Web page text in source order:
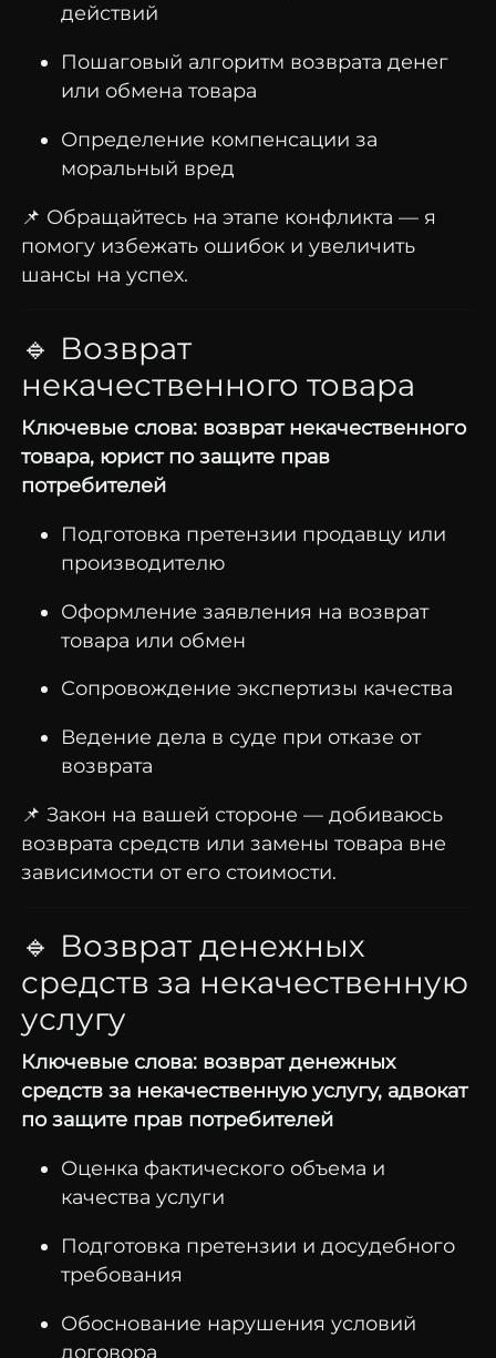
действий
Пошаговый алгоритм возврата денег
или обмена товара
Определение компенсации за
моральный вред
📌 Обращайтесь на этапе конфликта — я
помогу избежать ошибок и увеличить
шансы на успех.
🔹 Возврат
некачественного товара
Ключевые слова: возврат некачественного
товара, юрист по защите прав
потребителей
Подготовка претензии продавцу или
производителю
Оформление заявления на возврат
товара или обмен
Сопровождение экспертизы качества
Ведение дела в суде при отказе от
возврата
📌 Закон на вашей стороне — добиваюсь
возврата средств или замены товара вне
зависимости от его стоимости.
🔹 Возврат денежных
средств за некачественную
услугу
Ключевые слова: возврат денежных
средств за некачественную услугу, адвокат
по защите прав потребителей
Оценка фактического объема и
качества услуги
Подготовка претензии и досудебного
требования
Обоснование нарушения условий
договора